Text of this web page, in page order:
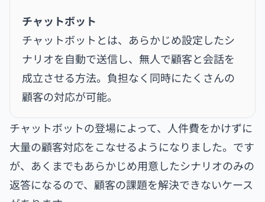
チャットボット
チャットボットとは、あらかじめ設定したシ
ナリオを自動で送信し、無人で顧客と会話を
成立させる方法。負担なく同時にたくさんの
顧客の対応が可能。
チャットボットの登場によって、人件費をかけずに
大量の顧客対応をこなせるようになりました。です
が、あくまでもあらかじめ用意したシナリオのみの
返答になるので、顧客の課題を解決できないケース